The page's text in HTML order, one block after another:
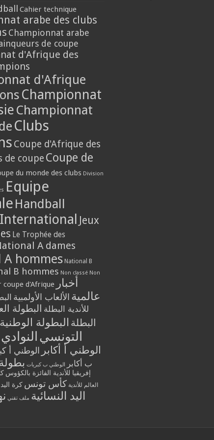
Cahier technique
arabe des clubs
Championnat arabe
de coupe
d'Afrique des
d'Afrique
Championnat
Championnat
Clubs
Coupe d'Afrique des
de coupe Coupe de
du monde des clubs Division
Equipe
Handball
International Jeux
Le Trophée des
A dames
A hommes National B
B hommes Non classé Non
coupe d'Afrique أخبار
عالمية الألعاب الأولمبية
للأندية البطلة البطولة
البطلة البطولة الوطنية
التونسي
الوطني أ أكابر الوطني أ
ب أكابر
الوطني ب كبريات
إفريقيا للأندية الفائزة بالكؤوس
العالم للأندية كأس تونس كرة
اليد النسائية ملف تقني